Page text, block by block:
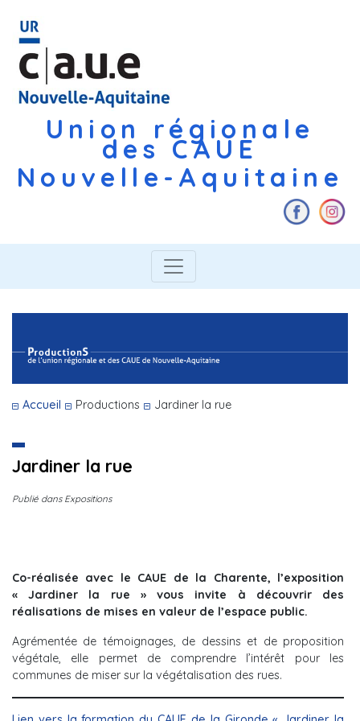
Union régionale
des CAUE
Nouvelle-Aquitaine
Accueil Productions Jardiner la rue
Jardiner la rue
Publié dans Expositions
Co-réalisée avec le CAUE de la Charente, l’exposition
« Jardiner la rue » vous invite à découvrir des
réalisations de mises en valeur de l’espace public.
Agrémentée de témoignages, de dessins et de proposition
végétale, elle permet de comprendre l’intérêt pour les
communes de miser sur la végétalisation des rues.